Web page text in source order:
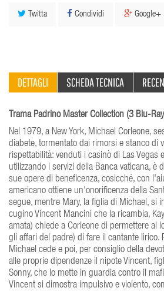
Twitta Condividi Google+
DETTAGLI SCHEDA TECNICA
Trama Padrino Master Collection (3 Blu-
Nel 1979, a New York, Michael Corleone,
diabete, tormentato dai rimorsi e stanco di
rispettabilità: venduti i casinò di Las Vegas
utilizzando i servizi della Banca vaticana, è
sue opere di beneficenza, cosicché, con
americano ottiene un'onorificenza della
segue, mentre Mary, la figlia di Michael, si
cugino Vincent Mancini che la ricambia,
amata) chiede a Corleone di permettere al
gli affari del padre) di fare il cantante lirico.
Michael cede e poi, per consiglio della
alle proprie dipendenze il nipote Vincent,
Sonny, che lo mette in guardia contro il
Vincent si dimostra impulsivo e violento,